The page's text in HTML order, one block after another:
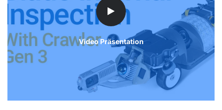
Video Präsentation